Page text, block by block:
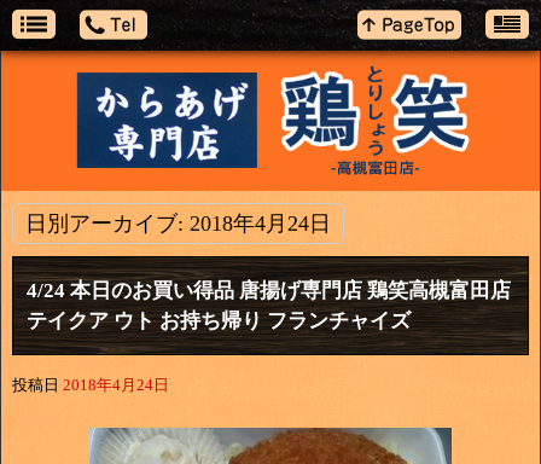
日別アーカイブ: 2018年4月24日
4/24 本日のお買い得品 唐揚げ専門店 鶏笑高槻富田店
テイクア ウト お持ち帰り フランチャイズ
投稿日 2018年4月24日